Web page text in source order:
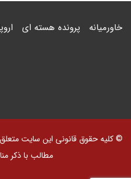
خاورمیانه پرونده هسته ای
© کلیه حقوق قانونی این سایت متعلق
مطالب با ذکر